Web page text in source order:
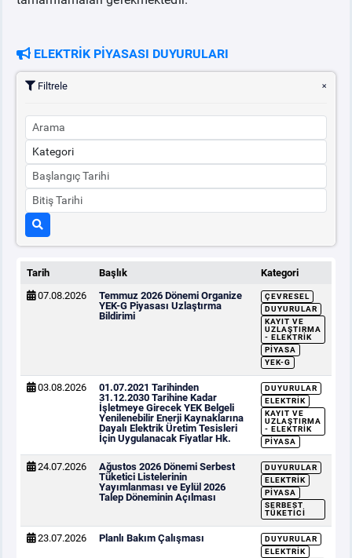
DUYURULAR
BT HİZMET YÖNETİM SİSTEMİ POLİTİKAMIZ
ELEKTRİK PİYASASI DUYURULARI
Filtrele
Tarih Başlık
Kategori
07.08.2026
Temmuz 2026 Dönemi Organize
YEK-G Piyasası Uzlaştırma
Bildirimi
ÇEVRESEL
DUYURULAR
KAYIT VE
UZLAŞTIRMA
- ELEKTRIK
PIYASA
YEK-G
03.08.2026
01.07.2021 Tarihinden
31.12.2030 Tarihine Kadar
İşletmeye Girecek YEK Belgeli
Yenilenebilir Enerji Kaynaklarına
Dayalı Elektrik Üretim Tesisleri
İçin Uygulanacak Fiyatlar Hk.
DUYURULAR
ELEKTRIK
KAYIT VE
UZLAŞTIRMA
- ELEKTRIK
PIYASA
24.07.2026
Ağustos 2026 Dönemi Serbest
Tüketici Listelerinin
Yayımlanması ve Eylül 2026
Talep Döneminin Açılması
DUYURULAR
ELEKTRIK
PIYASA
SERBEST
TÜKETICI
23.07.2026 Planlı Bakım Çalışması
DUYURULAR
ELEKTRIK